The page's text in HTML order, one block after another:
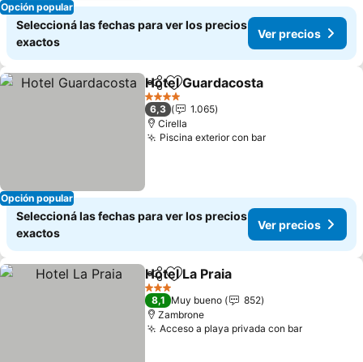
Opción popular
Seleccioná las fechas para ver los precios
exactos
Ver precios
Opción popular
CompartirAñadir a favoritos
Hotel Guardacosta
4 Estrellas
6,3
1.065
Cirella
Piscina exterior con bar
Seleccioná las fechas para ver los precios
exactos
Ver precios
CompartirAñadir a favoritos
Hotel La Praia
3 Estrellas
8,1 Muy bueno
852
Zambrone
Acceso a playa privada con bar